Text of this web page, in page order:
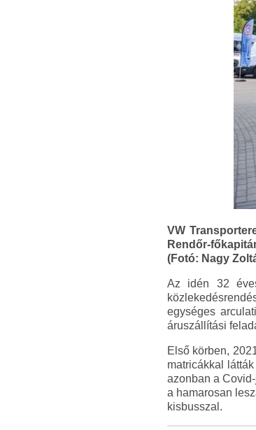
VW
Rendőr-
(Fotó: Nagy
Az idén 32
egységes
áruszállítási
Első körben,
matricákkal
azonban a
a hamarosan
kisbusszal.